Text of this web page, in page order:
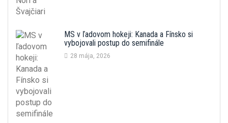
MS v ľadovom hokeji: Kanada a Fínsko si
vybojovali postup do semifinále
28 mája, 2026